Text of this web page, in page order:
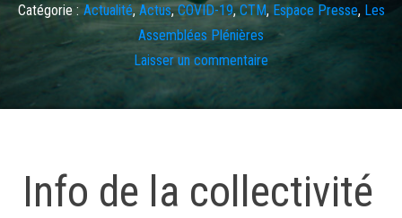
Catégorie : Actualité, Actus,COVID-19,CTM, Espace Presse, Les
Assemblées Plénières
Laisser un commentaire
Info de la collectivité